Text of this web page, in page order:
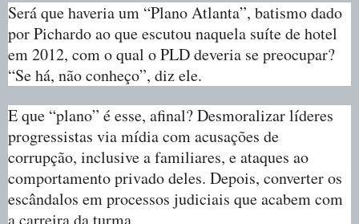
Será que haveria um “Plano Atlanta”, batismo dado
por Pichardo ao que escutou naquela suíte de hotel
em 2012, com o qual o PLD deveria se preocupar?
“Se há, não conheço”, diz ele.
E que “plano” é esse, afinal? Desmoralizar líderes
progressistas via mídia com acusações de
corrupção, inclusive a familiares, e ataques ao
comportamento privado deles. Depois, converter os
escândalos em processos judiciais que acabem com
a carreira da turma.